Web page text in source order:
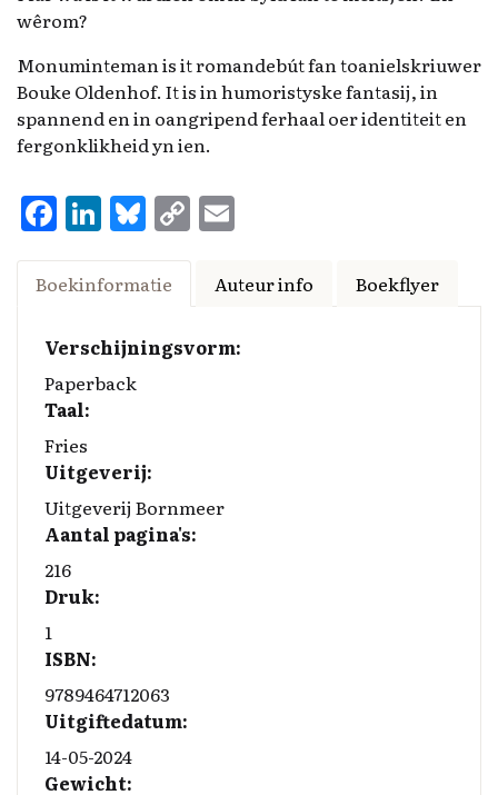
wêrom?
Monuminteman is it romandebút fan toanielskriuwer
Bouke Oldenhof. It is in humoristyske fantasij, in
spannend en in oangripend ferhaal oer identiteit en
fergonklikheid yn ien.
F
a
ce
o
o
k
Li
n
k
d
I
Bl
u
es
y
C
o
y
Li
ai
Boekinformatie Auteur info Boekflyer
Verschijningsvorm:
Paperback
Taal:
Fries
Uitgeverij:
Uitgeverij Bornmeer
Aantal pagina's:
216
Druk:
1
ISBN:
9789464712063
Uitgiftedatum:
14-05-2024
Gewicht: